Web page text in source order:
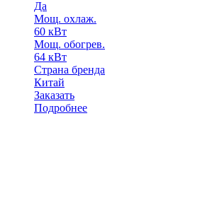
Да
Мощ. охлаж.
60 кВт
Мощ. обогрев.
64 кВт
Страна бренда
Китай
Заказать
Подробнее